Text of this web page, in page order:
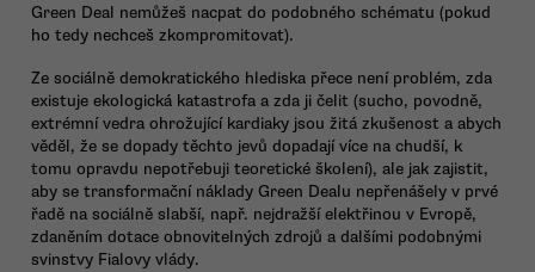
Green Deal nemůžeš nacpat do podobného schématu (pokud
ho tedy nechceš zkompromitovat).
Ze sociálně demokratického hlediska přece není problém, zda
existuje ekologická katastrofa a zda ji čelit (sucho, povodně,
extrémní vedra ohrožující kardiaky jsou žitá zkušenost a abych
věděl, že se dopady těchto jevů dopadají více na chudší, k
tomu opravdu nepotřebuji teoretické školení), ale jak zajistit,
aby se transformační náklady Green Dealu nepřenášely v prvé
řadě na sociálně slabší, např. nejdražší elektřinou v Evropě,
zdaněním dotace obnovitelných zdrojů a dalšími podobnými
svinstvy Fialovy vlády.